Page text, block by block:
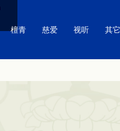
檀青 慈爱 视听 其它